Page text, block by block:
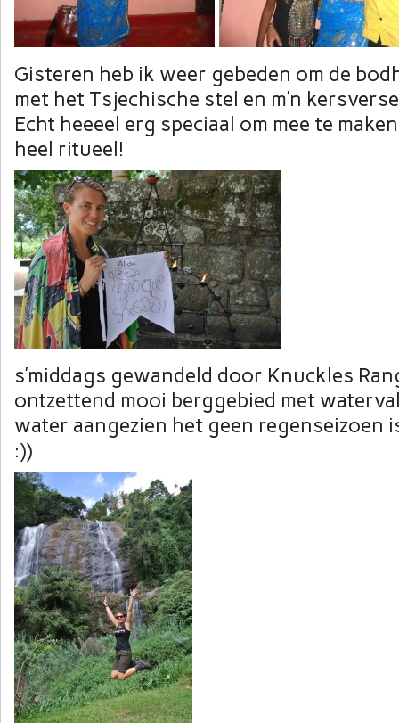
Gisteren heb ik weer gebeden om de
met het Tsjechische stel en m’n
Echt heeeel erg speciaal om mee te
heel ritueel!
s’middags gewandeld door Knuckles
ontzettend mooi berggebied met
water aangezien het geen regenseizoen
:))